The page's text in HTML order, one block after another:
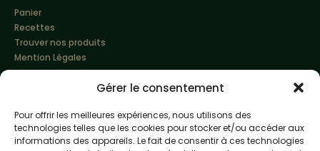
Gérer le consentement
Pour offrir les meilleures expériences, nous utilisons des
technologies telles que les cookies pour stocker et/ou accéder aux
informations des appareils. Le fait de consentir à ces technologies
Panier
Recettes
Trouver nos produits
Mention Légales